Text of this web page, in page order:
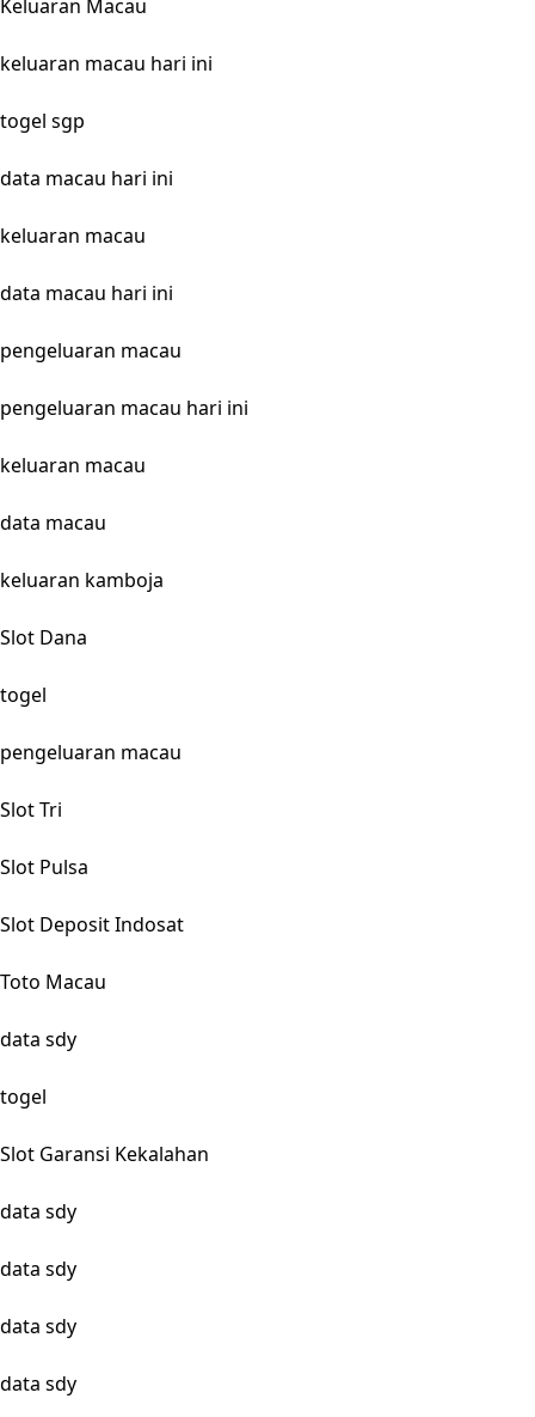
Keluaran Macau
keluaran macau hari ini
togel sgp
data macau hari ini
keluaran macau
data macau hari ini
pengeluaran macau
pengeluaran macau hari ini
keluaran macau
data macau
keluaran kamboja
Slot Dana
togel
pengeluaran macau
Slot Tri
Slot Pulsa
Slot Deposit Indosat
Toto Macau
data sdy
togel
Slot Garansi Kekalahan
data sdy
data sdy
data sdy
data sdy